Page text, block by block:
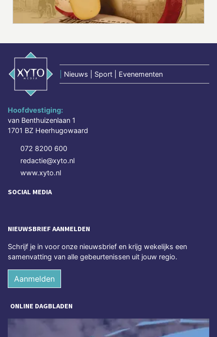
Nieuws | Sport | Evenementen
Hoofdvestiging:
van Benthuizenlaan 1
1701 BZ Heerhugowaard
072 8200 600
redactie@xyto.nl
www.xyto.nl
SOCIAL MEDIA
NIEUWSBRIEF AANMELDEN
Schrijf je in voor onze nieuwsbrief en krijg wekelijks een
samenvatting van alle gebeurtenissen uit jouw regio.
Aanmelden
ONLINE DAGBLADEN